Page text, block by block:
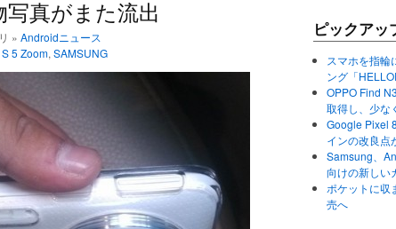
写真がまた流出
» Androidニュース
5 Zoom, SAMSUNG
ピックアッ
スマホを指輪
ング「
OPPO Find
取得し、少な
Google Pixel
インの改良点
Samsung、
向けの新しい
ポケットに収
売へ